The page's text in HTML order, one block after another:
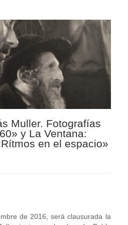
Muller. Fotografías
y La Ventana:
en el espacio»
de 2016, será clausurada la